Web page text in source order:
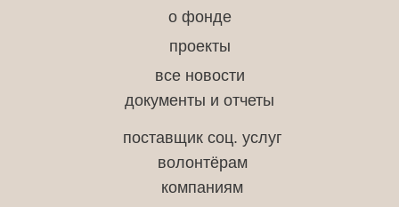
о фонде
проекты
все новости
волонтёрам
компаниям
документы и отчеты
поставщик соц. услуг